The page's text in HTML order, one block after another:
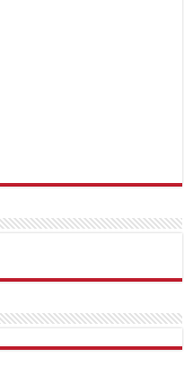
TipobetMatadorbetMariobet